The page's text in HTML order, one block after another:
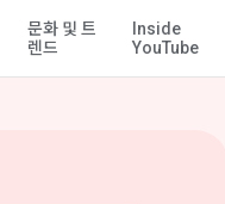
문화 및 트
렌드
Inside
YouTube